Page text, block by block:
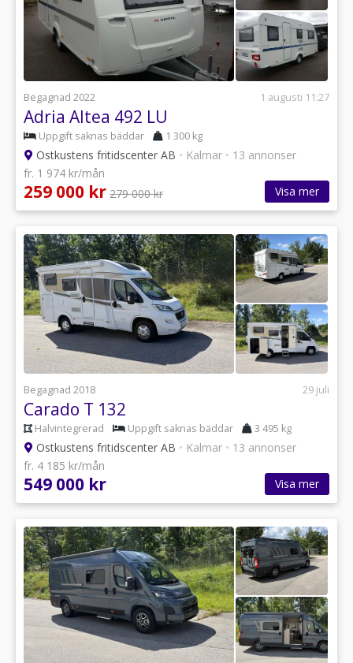
Begagnad 2022 1 augusti 11:27
Adria Altea 492 LU
Uppgift saknas bäddar 1 300 kg
Ostkustens fritidscenter AB • Kalmar • 13 annonser
fr. 1 974 kr/mån
259 000 kr 279 000 kr Visa mer
Begagnad 2018 29 juli
Carado T 132
Halvintegrerad Uppgift saknas bäddar 3 495 kg
Ostkustens fritidscenter AB • Kalmar • 13 annonser
fr. 4 185 kr/mån
549 000 kr Visa mer